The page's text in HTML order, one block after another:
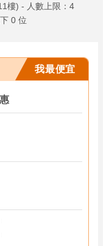
樓) - 人數上限：4
0 位
我最便宜